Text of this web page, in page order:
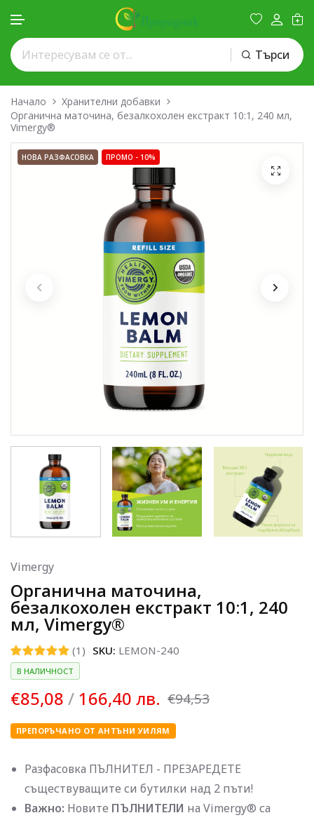
Търси
Начало
Хранителни добавки
Органична маточина, безалкохолен екстракт 10:1, 240 мл,
Vimergy®
НОВА РАЗФАСОВКА ПРОМО - 10%
Пълнител
Vimergy
Органична маточина,
безалкохолен екстракт 10:1, 240
мл, Vimergy®
(1) SKU: LEMON-240
В НАЛИЧНОСТ
€85,08 / 166,40 лв. €94,53
ПРЕПОРЪЧАНО ОТ АНТЪНИ УИЛЯМ
Разфасовка ПЪЛНИТЕЛ - ПРЕЗАРЕДЕТЕ
съществуващите си бутилки над 2 пъти!
Важно: Новите ПЪЛНИТЕЛИ на Vimergy® са